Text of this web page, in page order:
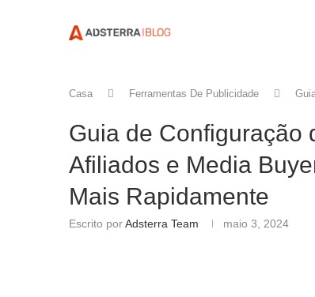
Casa Ferramentas De Publicidade
Guia de Configuração
Afiliados e Media
Mais Rapidamente
Escrito porAdsterra Team maio 3, 2024